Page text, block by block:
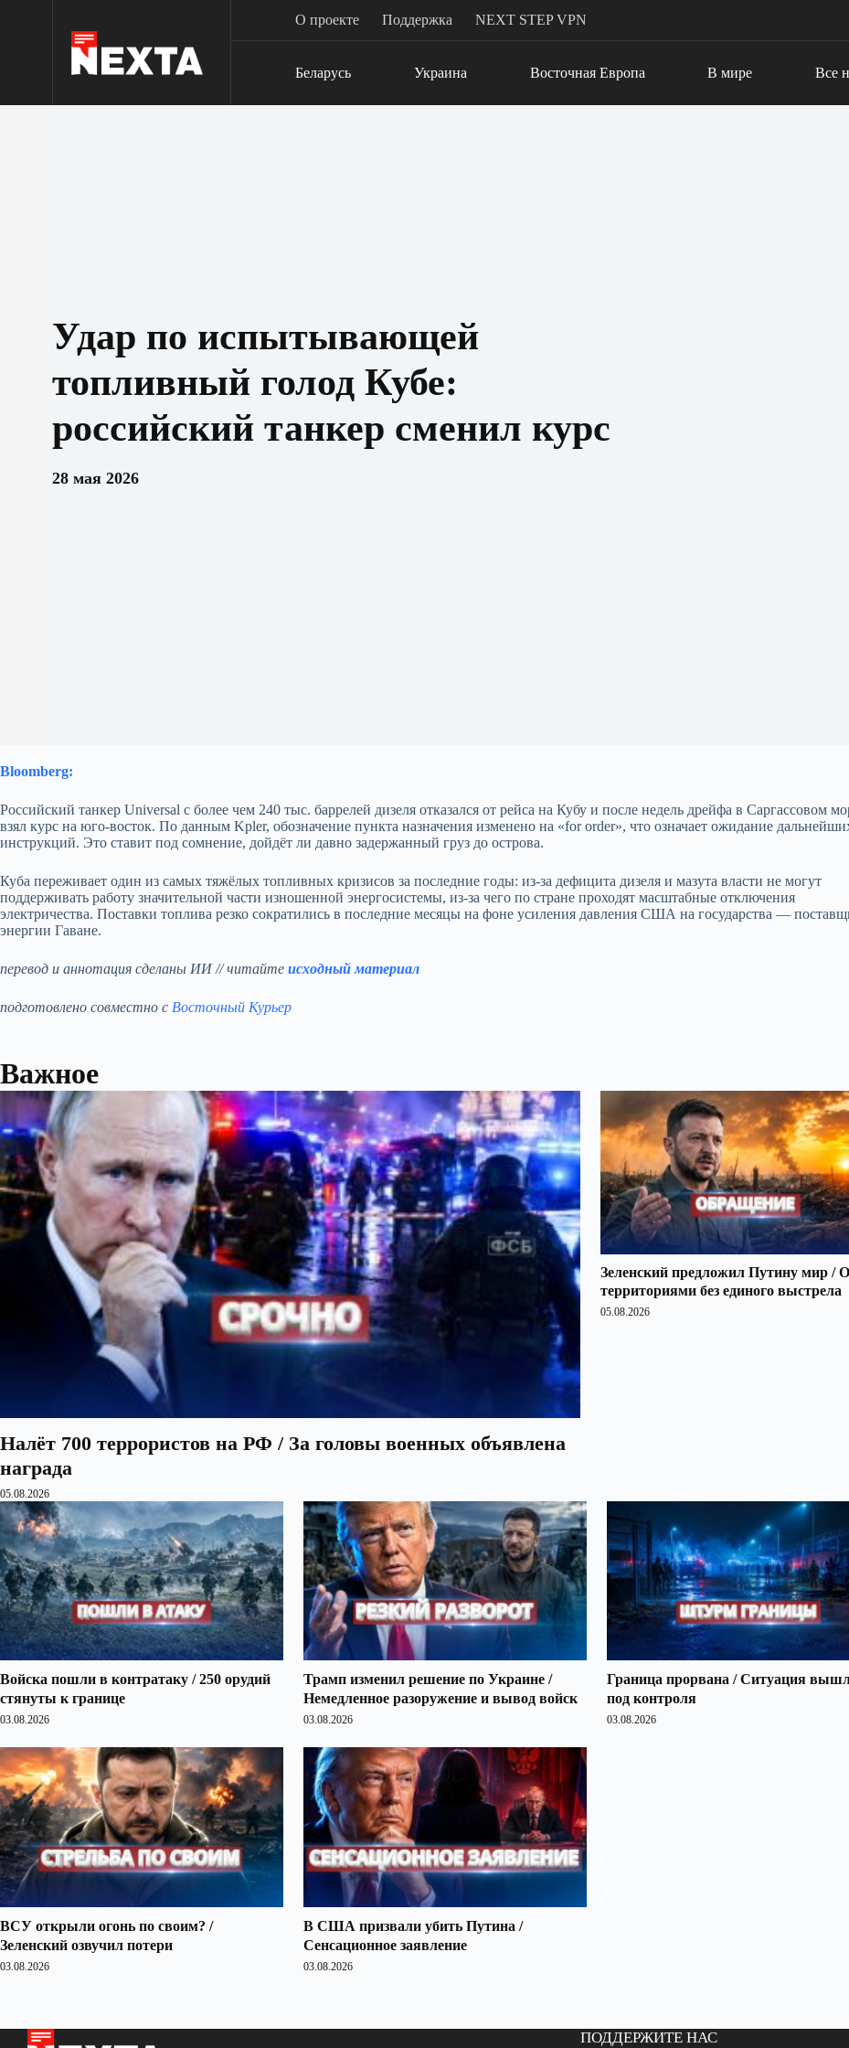
О проекте Поддержка NEXT STEP VPN
Беларусь Украина Восточная Европа В мире Все
Удар по испытывающей
топливный голод Кубе:
российский танкер сменил курс
28 мая 2026
Bloomberg:
Российский танкер Universal с более чем 240 тыс. баррелей дизеля отказался от рейса на Кубу и после недель дрейфа в Саргассовом
взял курс на юго-восток. По данным Kpler, обозначение пункта назначения изменено на «for order», что означает ожидание
инструкций. Это ставит под сомнение, дойдёт ли давно задержанный груз до острова.
Куба переживает один из самых тяжёлых топливных кризисов за последние годы: из‑за дефицита дизеля и мазута власти не могут
поддерживать работу значительной части изношенной энергосистемы, из‑за чего по стране проходят масштабные отключения
электричества. Поставки топлива резко сократились в последние месяцы на фоне усиления давления США на государства —
энергии Гаване.
перевод и аннотация сделаны ИИ // читайте исходный материал
подготовлено совместно с Восточный Курьер
Важное
Налёт 700 террористов на РФ / За головы военных объявлена
награда
05.08.2026
Зеленский предложил Путину мир /
территориями без единого выстрела
05.08.2026
Войска пошли в контратаку / 250 орудий
стянуты к границе
03.08.2026
Трамп изменил решение по Украине /
Немедленное разоружение и вывод войск
03.08.2026
Граница прорвана / Ситуация
под контроля
03.08.2026
ВСУ открыли огонь по своим? /
Зеленский озвучил потери
03.08.2026
В США призвали убить Путина /
Сенсационное заявление
03.08.2026
ПОДДЕРЖИТЕ НАС